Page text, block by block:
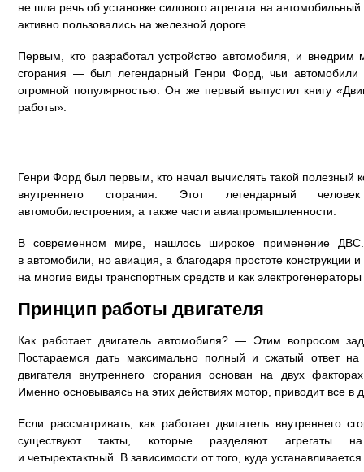
не шла речь об установке силового агрегата на
активно пользовались на железной дороге.
Первым, кто разработал устройство автомобиля, и внедрим
сгорания — был легендарный Генри Форд, чьи автомобили
огромной популярностью. Он же первый выпустил книгу
работы».
Генри Форд был первым, кто начал вычислять такой полезный
внутреннего сгорания. Этот легендарный
автомобилестроения, а также части авиапромышленности.
В современном мире, нашлось широкое применение
в автомобили, но авиация, а благодаря простоте конструкции
на многие виды транспортных средств и как
Принцип работы двигателя
Как работает двигатель автомобиля? — Этим вопросом
Постараемся дать максимально полный и сжатый ответ
двигателя внутреннего сгорания основан на двух
Именно основываясь на этих действиях мотор, приводит все в
Если рассматривать, как работает двигатель внутреннего
существуют такты, которые разделяют агрегаты на
и четырехтактный. В зависимости от того, куда